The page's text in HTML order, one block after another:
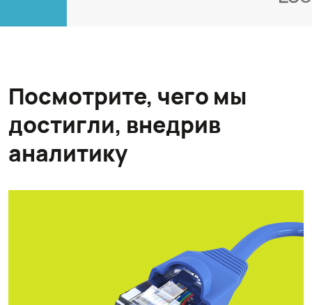
Посмотрите, чего мы
достигли, внедрив
аналитику